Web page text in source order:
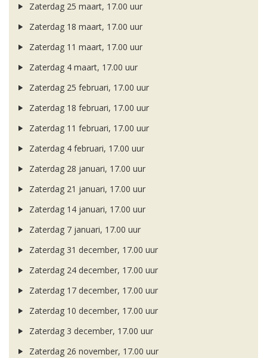
Zaterdag 25 maart, 17.00 uur
Zaterdag 18 maart, 17.00 uur
Zaterdag 11 maart, 17.00 uur
Zaterdag 4 maart, 17.00 uur
Zaterdag 25 februari, 17.00 uur
Zaterdag 18 februari, 17.00 uur
Zaterdag 11 februari, 17.00 uur
Zaterdag 4 februari, 17.00 uur
Zaterdag 28 januari, 17.00 uur
Zaterdag 21 januari, 17.00 uur
Zaterdag 14 januari, 17.00 uur
Zaterdag 7 januari, 17.00 uur
Zaterdag 31 december, 17.00 uur
Zaterdag 24 december, 17.00 uur
Zaterdag 17 december, 17.00 uur
Zaterdag 10 december, 17.00 uur
Zaterdag 3 december, 17.00 uur
Zaterdag 26 november, 17.00 uur